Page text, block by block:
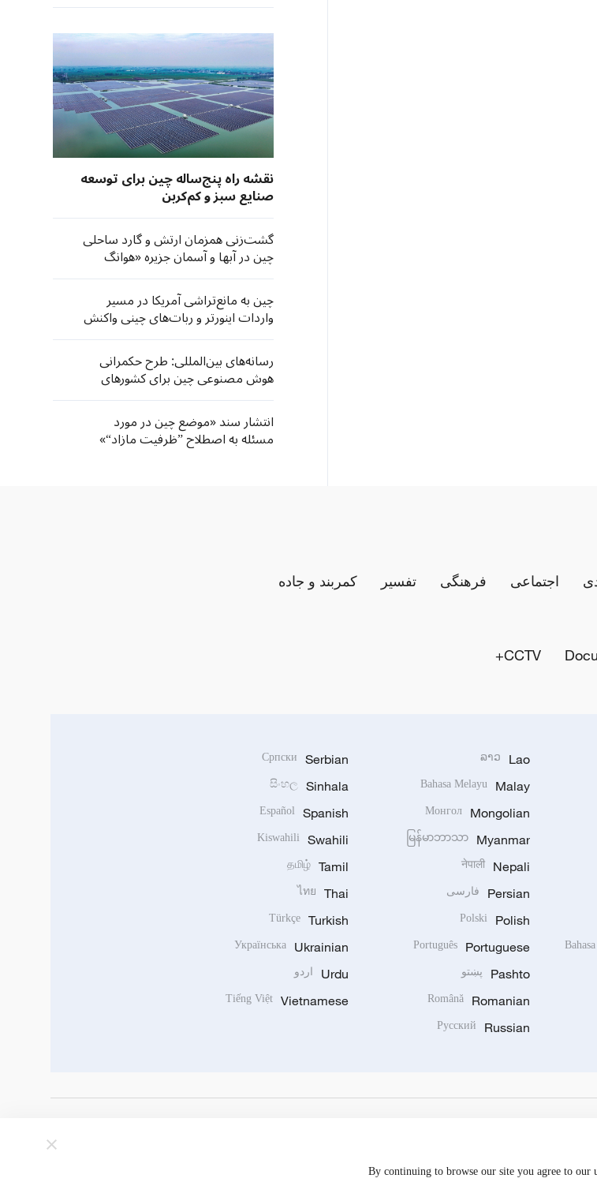
نقشه راه پنج‌ساله چین برای توسعه
صنایع سبز و کم‌کربن
گشت‌زنی‌ همزمان ارتش و گارد ساحلی
چین در آبها و آسمان جزیره «هوانگ‌
یان»
چین به مانع‌تراشی آمریکا در مسیر
واردات اینورتر و ربات‌های چینی واکنش
نشان داد
رسانه‌های بین‌المللی: طرح حکمرانی
هوش مصنوعی چین برای کشورهای
جنوب جهانی فرصت‌های تازه‌ به ارمغان
می‌آورد
انتشار سند «موضع چین در مورد
مسئله به اصطلاح ”ظرفیت مازاد“»
اجتماعی فرهنگی تفسیر کمربند و جاده
CCTV+
Lao
ລາວ
Malay
Bahasa Melayu
Mongolian
Монгол
Myanmar
မြန်မာဘာသာ
Nepali
नेपाली
Persian فارسی
Polish
Polski
Portuguese
Português
Pashto پښتو
Romanian
Română
Russian
Русский
Serbian
Српски
Sinhala
සිංහල
Spanish
Español
Swahili
Kiswahili
Tamil
தமிழ்
Thai
ไทย
Turkish
Türkçe
Ukrainian
Українська
Urdu اردو
Vietnamese
Tiếng Việt
By continuing to browse our site you agree to our